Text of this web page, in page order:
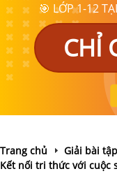
🎯 LỚP 1-12
CHỈ
Trang chủ
Giải bài
Kết nối tri thức với cuộc